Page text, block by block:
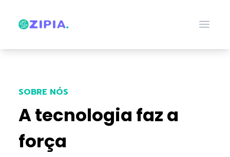
Close
SOBRE NÓS
A tecnologia faz a
força